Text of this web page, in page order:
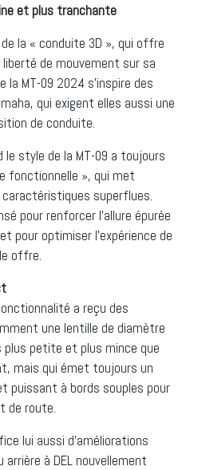
et plus tranchante
la « conduite 3D », qui offre
de mouvement sur sa
la MT-09 2024 s’inspire des
qui exigent elles aussi une
de conduite.
style de la MT-09 a toujours
fonctionnelle », qui met
caractéristiques superflues.
pour renforcer l’allure épurée
pour optimiser l’expérience de
offre.
a reçu des
une lentille de diamètre
petite et plus mince que
mais qui émet toujours un
puissant à bords souples pour
de route.
lui aussi d’améliorations
arrière à DEL nouvellement